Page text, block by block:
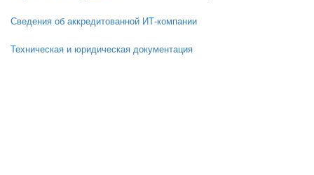
Сведения об аккредитованной ИТ-компании
Техническая и юридическая документация